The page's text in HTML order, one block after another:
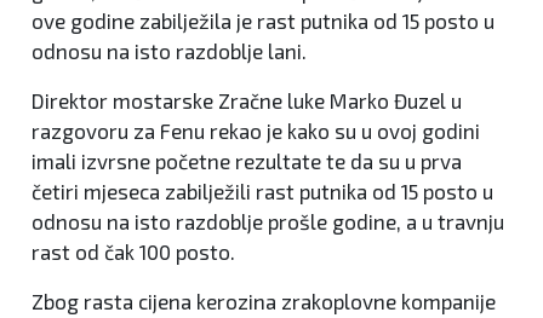
ove godine zabilježila je rast putnika od 15 posto u
odnosu na isto razdoblje lani.
Direktor mostarske Zračne luke Marko Đuzel u
razgovoru za Fenu rekao je kako su u ovoj godini
imali izvrsne početne rezultate te da su u prva
četiri mjeseca zabilježili rast putnika od 15 posto u
odnosu na isto razdoblje prošle godine, a u travnju
rast od čak 100 posto.
Zbog rasta cijena kerozina zrakoplovne kompanije